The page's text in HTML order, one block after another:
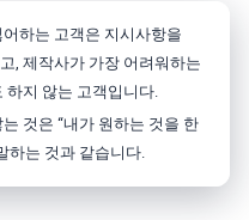
하는 고객은 지시사항을
, 제작사가 가장 어려워하는
하지 않는 고객입니다.
것은 “내가 원하는 것을 한
하는 것과 같습니다.